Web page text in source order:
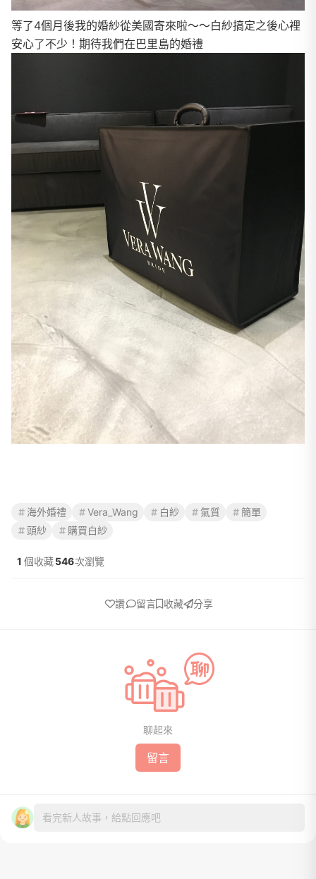
等了4個月後我的婚紗從美國寄來啦～～白紗搞定之後心裡
安心了不少！期待我們在巴里島的婚禮
海外婚禮 Vera_Wang 白紗 氣質
簡單
頭紗
購買白紗
1 個收藏546次瀏覽
讚 留言 收藏 分享
聊起來
留言
看完新人故事，給點回應吧